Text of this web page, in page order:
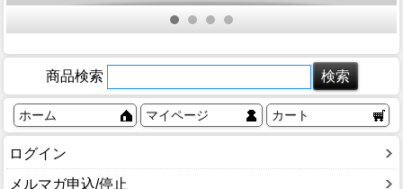
商品検索
ホーム マイページ カート
ログイン
メルマガ申込/停止